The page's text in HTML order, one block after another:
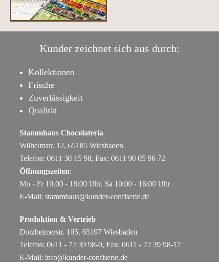
Kunder zeichnet sich aus durch:
Kollektionen
Frische
Zuverlässigkeit
Qualität
Stammhaus Chocolateria
Wilhelmstr. 12, 65185 Wiesbaden
Telefon: 0611 30 15 98, Fax: 0611 90 05 96 72
Öffnungszeiten:
Mo - Fr 10.00 - 18:00 Uhr, Sa 10:00 - 16:00 Uhr
E-Mail: stammhaus@kunder-confiserie.de
Produktion & Vertrieb
Dotzheimerstr. 105, 65197 Wiesbaden
Telefon: 0611 - 72 39 98-0, Fax: 0611 - 72 39 98-17
E-Mail: info@kunder-confiserie.de